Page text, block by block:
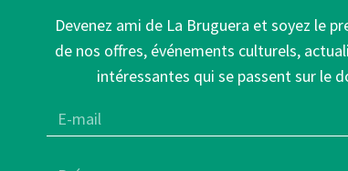
Devenez ami de La Bruguera et soyez le
de nos offres, événements culturels,
intéressantes qui se passent sur le